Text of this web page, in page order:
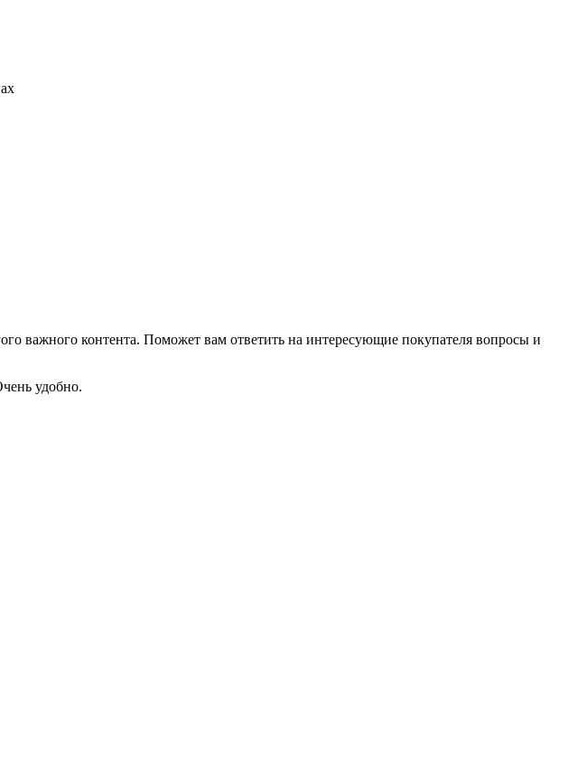
важного контента. Поможет вам ответить на интересующие покупателя вопросы и
удобно.